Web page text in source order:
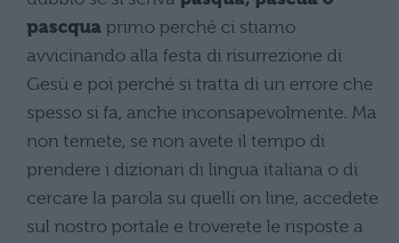
pascqua primo perché ci stiamo
avvicinando alla festa di risurrezione di
Gesù e poi perché si tratta di un errore che
spesso si fa, anche inconsapevolmente. Ma
non temete, se non avete il tempo di
prendere i dizionari di lingua italiana o di
cercare la parola su quelli on line, accedete
sul nostro portale e troverete le risposte a